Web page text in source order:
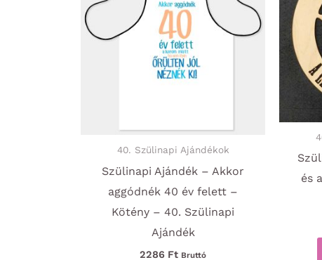
változatok
a
termékoldalon
választhatók
40. Szülinapi Ajándékok
Szülinapi Ajándék – Akkor
aggódnék 40 év felett –
Kötény – 40. Szülinapi
Ajándék
2286 Ft Bruttó
és